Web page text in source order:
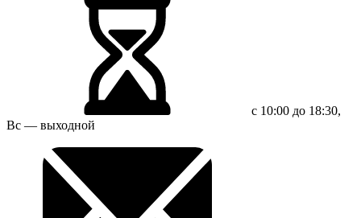
с 10:00 до 18:30,
Вс — выходной